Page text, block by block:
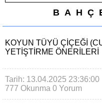
KOYUN TÜYÜ ÇIÇEĞI
YETIŞTIRME ÖNERILERI
Tarih: 13.04.2025 23:36:00
777 Okunma 0 Yorum